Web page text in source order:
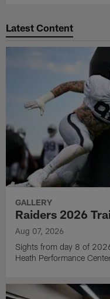
Latest Content
GALLERY
Raiders 2026
Aug 07, 2026
Sights from day 8 of
Heath Performance